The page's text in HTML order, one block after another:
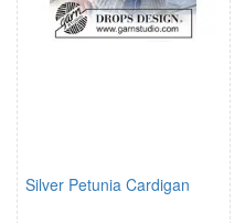
Silver Petunia Cardigan